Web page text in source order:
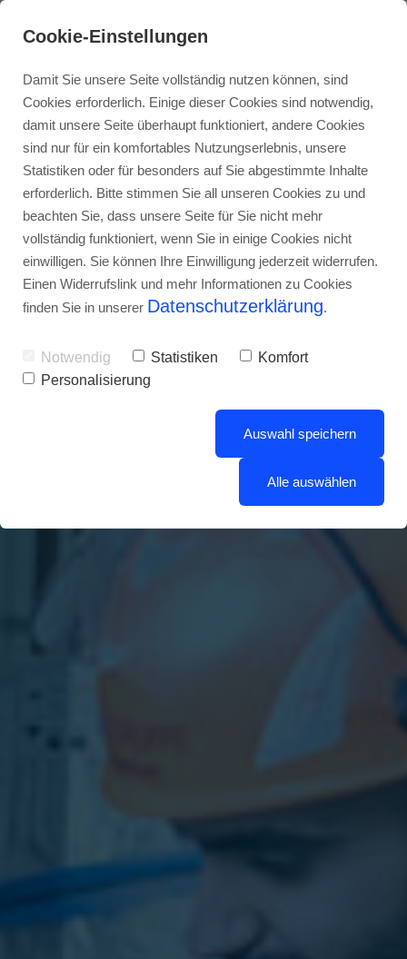
Cookie-Einstellungen
Damit Sie unsere Seite vollständig nutzen können, sind
Cookies erforderlich. Einige dieser Cookies sind notwendig,
damit unsere Seite überhaupt funktioniert, andere Cookies
sind nur für ein komfortables Nutzungserlebnis, unsere
Statistiken oder für besonders auf Sie abgestimmte Inhalte
erforderlich. Bitte stimmen Sie all unseren Cookies zu und
beachten Sie, dass unsere Seite für Sie nicht mehr
vollständig funktioniert, wenn Sie in einige Cookies nicht
einwilligen. Sie können Ihre Einwilligung jederzeit widerrufen.
Einen Widerrufslink und mehr Informationen zu Cookies
finden Sie in unserer Datenschutzerklärung.
Notwendig Statistiken
Komfort
Personalisierung
Auswahl speichern
Alle auswählen